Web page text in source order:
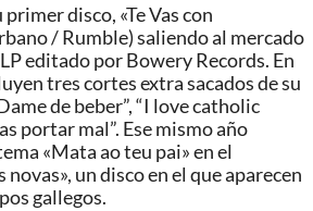
disco, «Te Vas con
/ Rumble) saliendo al mercado
editado por Bowery Records. En
tres cortes extra sacados de su
de beber”, “I love catholic
portar mal”. Ese mismo año
«Mata ao teu pai» en el
un disco en el que aparecen
gallegos.